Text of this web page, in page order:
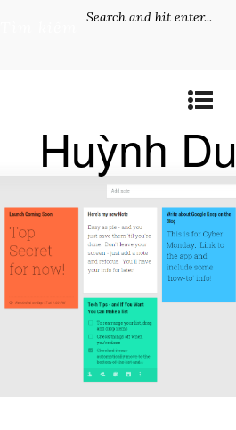
Huỳnh